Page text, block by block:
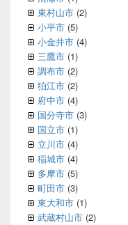
東村山市 (2)
小平市 (5)
小金井市 (4)
三鷹市 (1)
調布市 (2)
狛江市 (2)
府中市 (4)
国分寺市 (3)
国立市 (1)
立川市 (4)
稲城市 (4)
多摩市 (5)
町田市 (3)
東大和市 (1)
武蔵村山市 (2)